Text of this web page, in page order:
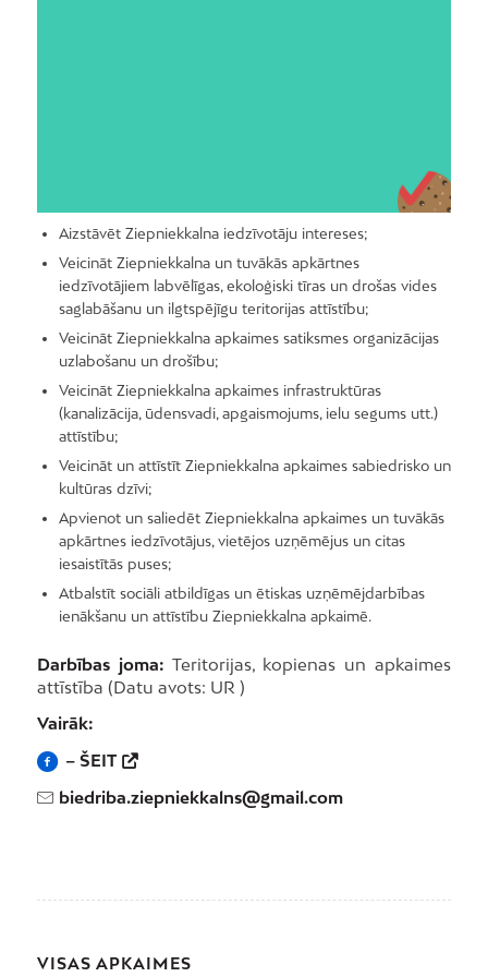
Aizstāvēt Ziepniekkalna iedzīvotāju intereses;
Veicināt Ziepniekkalna un tuvākās apkārtnes
iedzīvotājiem labvēlīgas, ekoloģiski tīras un drošas vides
saglabāšanu un ilgtspējīgu teritorijas attīstību;
Veicināt Ziepniekkalna apkaimes satiksmes organizācijas
uzlabošanu un drošību;
Veicināt Ziepniekkalna apkaimes infrastruktūras
(kanalizācija, ūdensvadi, apgaismojums, ielu segums utt.)
attīstību;
Veicināt un attīstīt Ziepniekkalna apkaimes sabiedrisko un
kultūras dzīvi;
Apvienot un saliedēt Ziepniekkalna apkaimes un tuvākās
apkārtnes iedzīvotājus, vietējos uzņēmējus un citas
iesaistītās puses;
Atbalstīt sociāli atbildīgas un ētiskas uzņēmējdarbības
ienākšanu un attīstību Ziepniekkalna apkaimē.
Darbības joma: Teritorijas, kopienas un apkaimes
attīstība (Datu avots: UR )
Vairāk:
– ŠEIT
biedriba.ziepniekkalns@gmail.com
VISAS APKAIMES